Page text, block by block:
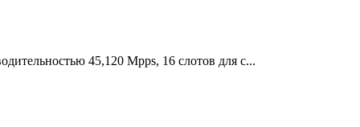
45,120 Mpps, 16 слотов для с...